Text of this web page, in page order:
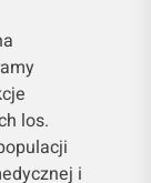
los.
i